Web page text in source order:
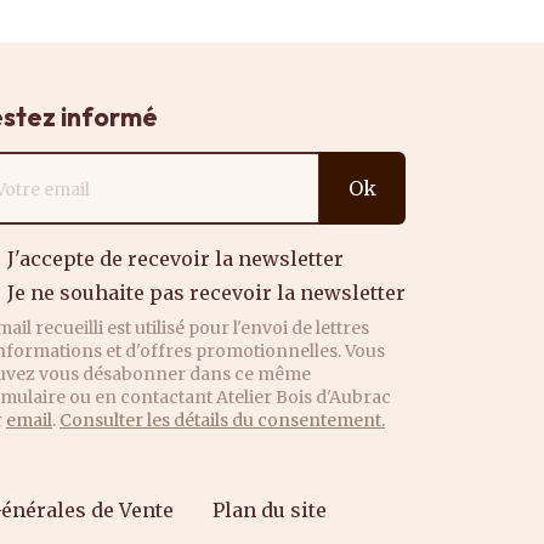
informé
email
Ok
J'accepte de recevoir la newsletter
Je ne souhaite pas recevoir la newsletter
recueilli est utilisé pour l'envoi de lettres
et d'offres promotionnelles. Vous
vous désabonner dans ce même
ou en contactant Atelier Bois d'Aubrac
email. Consulter les détails du consentement.
de Vente Plan du site